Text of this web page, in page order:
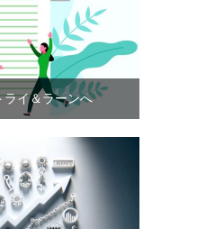
ライ＆ラーンへ